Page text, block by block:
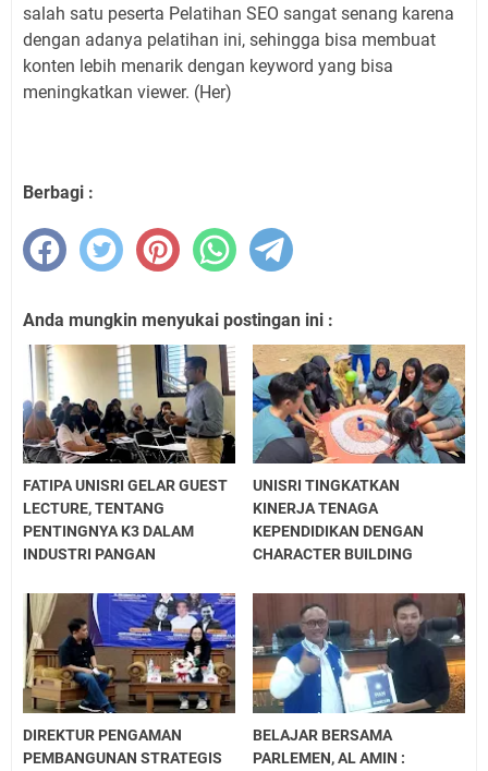
salah satu peserta Pelatihan SEO sangat senang karena
dengan adanya pelatihan ini, sehingga bisa membuat
konten lebih menarik dengan keyword yang bisa
meningkatkan viewer. (Her)
Berbagi :
Anda mungkin menyukai postingan ini :
FATIPA UNISRI GELAR GUEST
LECTURE, TENTANG
PENTINGNYA K3 DALAM
INDUSTRI PANGAN
UNISRI TINGKATKAN
KINERJA TENAGA
KEPENDIDIKAN DENGAN
CHARACTER BUILDING
DIREKTUR PENGAMAN
PEMBANGUNAN STRATEGIS
BELAJAR BERSAMA
PARLEMEN, AL AMIN :